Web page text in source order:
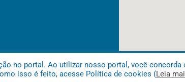
no portal. Ao utilizar nosso portal, você
isso é feito, acesse Política de cookies (Leia